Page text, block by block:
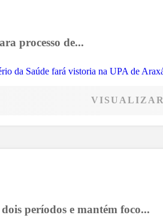
processo de...
VISUALIZAR
períodos e mantém foco...